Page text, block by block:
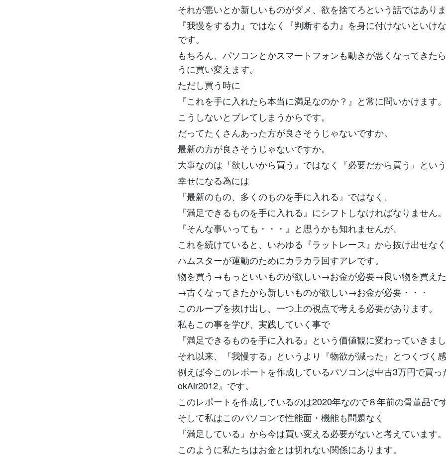
それが悪いとか新しいものがダメ、欲を捨てろという話ではありま
『我慢をする力』ではなく『判断する力』を身に付けないといけ
です。
もちろん、パソコンとかスマートフォンも動きが悪くなってきた
うに買い変えます。
ただし買う時に
『これを手に入れたら本当に満足なのか？』と常に問いかけます。
こうしないとブレてしまうからです。
だってたくさんあった方が良さそうじゃないですか。
最新の方が良さそうじゃないですか。
大事なのは『欲しいから買う』ではなく『必要だから買う』という
幸せになる為には
『最新のもの、多くのものを手に入れる』ではなく、
『満足できるものを手に入れる』にシフトしなければなりません。
『そんな事いっても・・・』と思うかも知れませんが、
これを続けていると、いわゆる『ラットレース』から抜け出せなく
ハムスターが運動のためにカラカラ回すアレです。
物を買う→もっといいものが欲しい→お金が必要→良い物を買えた
→古くなってきたから新しいものが欲しい→お金が必要・・・
このループを抜け出し、一つ上の視点で考える必要があります。
私もこの事を学び、実践していく事で
『満足できるものを手に入れる』という価値観に変わっていきまし
それ以来、『我慢する』というより『物欲が減った』とつくづく感
例えば今このレポートを作成しているパソコンは中古3万円で買っ
okAir2012』です。
このレポートを作成しているのは2020年なので８年前の骨董品で
そして私はこのパソコンで性能面・機能も問題なく
『満足している』から今は買い変える必要がないと考えています
このように私たちはお金とは切れない関係にあります。